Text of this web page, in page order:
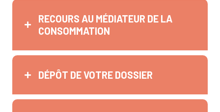
RECOURS AU MÉDIATEUR DE LA
CONSOMMATION
DÉPÔT DE VOTRE DOSSIER